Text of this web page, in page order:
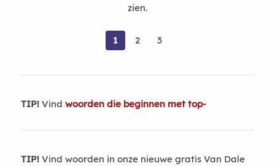
zien.
1 2 3
TIP!Vind woorden die beginnen met top-
TIP!Vind woorden in onze nieuwe gratis Van Dale